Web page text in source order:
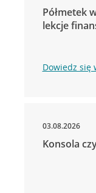
Półmetek
lekcje
Dowiedz się
03.08.2026
Konsola